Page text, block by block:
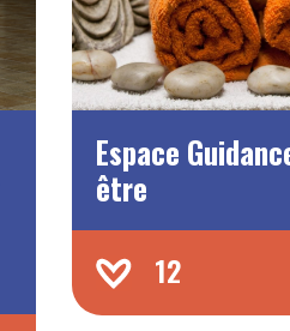
Espace
être
12